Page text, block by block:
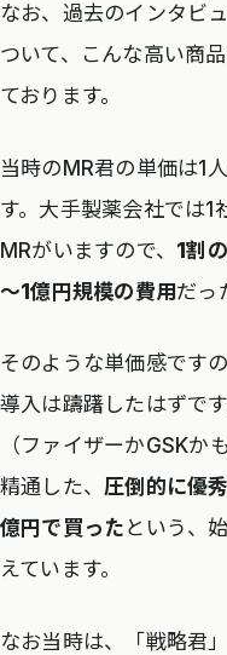
なお、過去のインタビ
ついて、こんな高い商
ております。
当時のMR君の単価は1
す。大手製薬会社では
MRがいますので、 1割
～1億円規模の費用だっ
そのような単価感です
導入は躊躇したはずで
（ファイザーかGSKか
精通した、圧倒的に優
億円で買った という、
えています。
なお当時は、「戦略君